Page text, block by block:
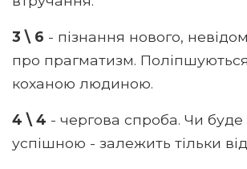
3 \ 6 - пізнання нового,
про прагматизм.
коханою людиною.
4 \ 4 - чергова спроба. Чи буде
успішною - залежить тільки